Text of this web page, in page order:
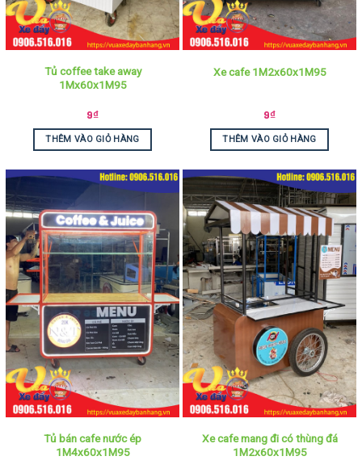
Tủ coffee take away
1Mx60x1M95
9₫
THÊM VÀO GIỎ HÀNG
Xe cafe 1M2x60x1M95
9₫
THÊM VÀO GIỎ HÀNG
Tủ bán cafe nước ép
1M4x60x1M95
Xe cafe mang đi có thùng đá
1M2x60x1M95